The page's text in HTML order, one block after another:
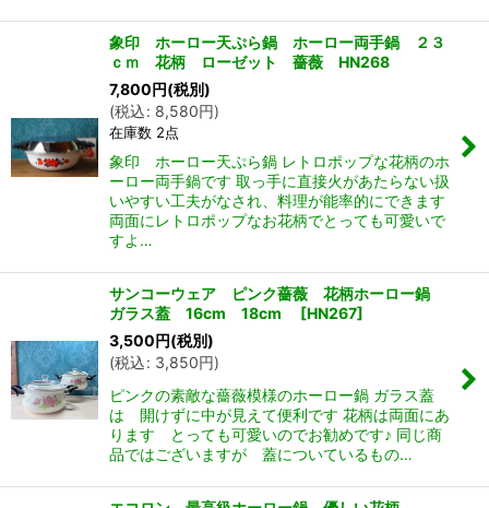
象印 ホーロー天ぷら鍋 ホーロー両手鍋 ２３
ｃｍ 花柄 ローゼット 薔薇 HN268
7,800 円(税別)
(税込: 8,580円)
在庫数 2点
象印 ホーロー天ぷら鍋 レトロポップな花柄のホ
ーロー両手鍋です 取っ手に直接火があたらない扱
いやすい工夫がなされ、料理が能率的にできます
両面にレトロポップなお花柄でとっても可愛いで
すよ…
サンコーウェア ピンク薔薇 花柄ホーロー鍋
ガラス蓋 16cm 18cm
[HN267]
3,500 円(税別)
(税込: 3,850円)
ピンクの素敵な薔薇模様のホーロー鍋 ガラス蓋
は 開けずに中が見えて便利です 花柄は両面にあ
ります とっても可愛いのでお勧めです♪ 同じ商
品ではございますが 蓋についているもの…